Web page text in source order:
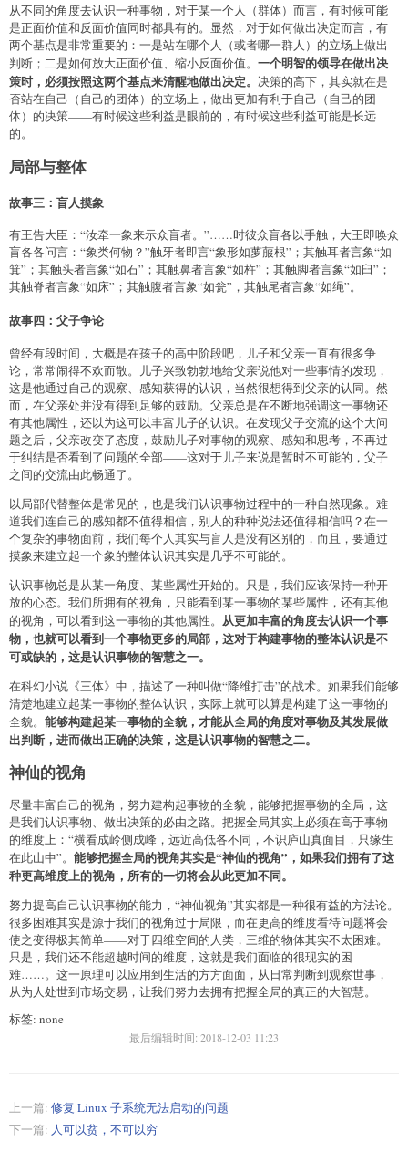
从不同的角度去认识一种事物，对于某一个人（群体）而言，有时候可能
是正面价值和反面价值同时都具有的。显然，对于如何做出决定而言，有
两个基点是非常重要的：一是站在哪个人（或者哪一群人）的立场上做出
判断；二是如何放大正面价值、缩小反面价值。 一个明智的领导在做出决
策时，必须按照这两个基点来清醒地做出决定。 决策的高下，其实就在是
否站在自己（自己的团体）的立场上，做出更加有利于自己（自己的团
体）的决策——有时候这些利益是眼前的，有时候这些利益可能是长远
的。
局部与整体
故事三：盲人摸象
有王告大臣：“汝牵一象来示众盲者。”……时彼众盲各以手触，大王即唤众
盲各各问言：“象类何物？”触牙者即言“象形如萝菔根”；其触耳者言象“如
箕”；其触头者言象“如石”；其触鼻者言象“如杵”；其触脚者言象“如臼”；
其触脊者言象“如床”；其触腹者言象“如瓮”，其触尾者言象“如绳”。
故事四：父子争论
曾经有段时间，大概是在孩子的高中阶段吧，儿子和父亲一直有很多争
论，常常闹得不欢而散。儿子兴致勃勃地给父亲说他对一些事情的发现，
这是他通过自己的观察、感知获得的认识，当然很想得到父亲的认同。然
而，在父亲处并没有得到足够的鼓励。父亲总是在不断地强调这一事物还
有其他属性，还以为这可以丰富儿子的认识。在发现父子交流的这个大问
题之后，父亲改变了态度，鼓励儿子对事物的观察、感知和思考，不再过
于纠结是否看到了问题的全部——这对于儿子来说是暂时不可能的，父子
之间的交流由此畅通了。
以局部代替整体是常见的，也是我们认识事物过程中的一种自然现象。难
道我们连自己的感知都不值得相信，别人的种种说法还值得相信吗？在一
个复杂的事物面前，我们每个人其实与盲人是没有区别的，而且，要通过
摸象来建立起一个象的整体认识其实是几乎不可能的。
认识事物总是从某一角度、某些属性开始的。只是，我们应该保持一种开
放的心态。我们所拥有的视角，只能看到某一事物的某些属性，还有其他
的视角，可以看到这一事物的其他属性。 从更加丰富的角度去认识一个事
物，也就可以看到一个事物更多的局部，这对于构建事物的整体认识是不
可或缺的，这是认识事物的智慧之一。
在科幻小说《三体》中，描述了一种叫做“降维打击”的战术。如果我们能够
清楚地建立起某一事物的整体认识，实际上就可以算是构建了这一事物的
全貌。 能够构建起某一事物的全貌，才能从全局的角度对事物及其发展做
出判断，进而做出正确的决策，这是认识事物的智慧之二。
神仙的视角
尽量丰富自己的视角，努力建构起事物的全貌，能够把握事物的全局，这
是我们认识事物、做出决策的必由之路。把握全局其实上必须在高于事物
的维度上：“横看成岭侧成峰，远近高低各不同，不识庐山真面目，只缘生
在此山中”。 能够把握全局的视角其实是“神仙的视角”，如果我们拥有了这
种更高维度上的视角，所有的一切将会从此更加不同。
努力提高自己认识事物的能力，“神仙视角”其实都是一种很有益的方法论。
很多困难其实是源于我们的视角过于局限，而在更高的维度看待问题将会
使之变得极其简单——对于四维空间的人类，三维的物体其实不太困难。
只是，我们还不能超越时间的维度，这就是我们面临的很现实的困
难……。这一原理可以应用到生活的方方面面，从日常判断到观察世事，
从为人处世到市场交易，让我们努力去拥有把握全局的真正的大智慧。
标签: none
最后编辑时间: 2018-12-03 11:23
上一篇: 修复 Linux 子系统无法启动的问题
下一篇: 人可以贫，不可以穷